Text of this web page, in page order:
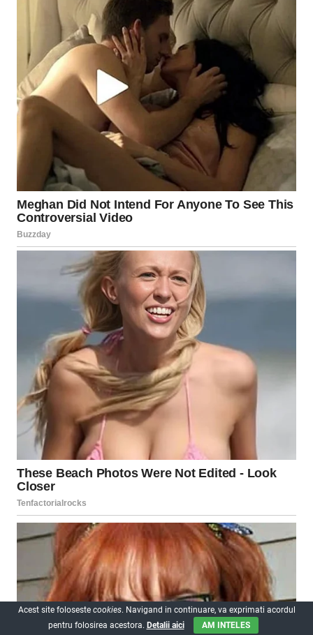
Acest site foloseste cookies. Navigand in continuare, va exprimati acordul
pentru folosirea acestora. Detalii aici AM INTELES